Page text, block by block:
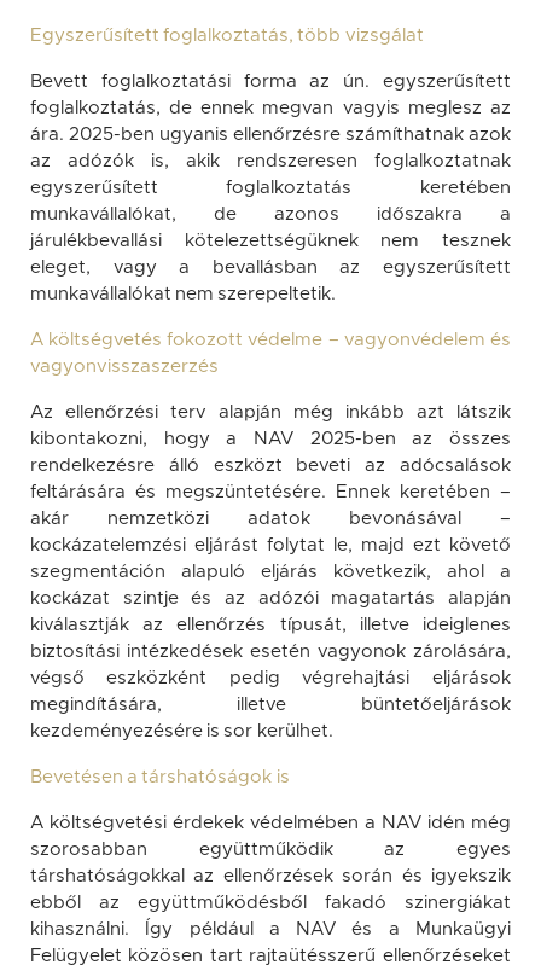
Egyszerűsített foglalkoztatás, több vizsgálat
Bevett foglalkoztatási forma az ún. egyszerűsített
foglalkoztatás, de ennek megvan vagyis meglesz az
ára. 2025-ben ugyanis ellenőrzésre számíthatnak azok
az adózók is, akik rendszeresen foglalkoztatnak
egyszerűsített foglalkoztatás keretében
munkavállalókat, de azonos időszakra a
járulékbevallási kötelezettségüknek nem tesznek
eleget, vagy a bevallásban az egyszerűsített
munkavállalókat nem szerepeltetik.
A költségvetés fokozott védelme – vagyonvédelem és
vagyonvisszaszerzés
Az ellenőrzési terv alapján még inkább azt látszik
kibontakozni, hogy a NAV 2025-ben az összes
rendelkezésre álló eszközt beveti az adócsalások
feltárására és megszüntetésére. Ennek keretében –
akár nemzetközi adatok bevonásával –
kockázatelemzési eljárást folytat le, majd ezt követő
szegmentáción alapuló eljárás következik, ahol a
kockázat szintje és az adózói magatartás alapján
kiválasztják az ellenőrzés típusát, illetve ideiglenes
biztosítási intézkedések esetén vagyonok zárolására,
végső eszközként pedig végrehajtási eljárások
megindítására, illetve büntetőeljárások
kezdeményezésére is sor kerülhet.
Bevetésen a társhatóságok is
A költségvetési érdekek védelmében a NAV idén még
szorosabban együttműködik az egyes
társhatóságokkal az ellenőrzések során és igyekszik
ebből az együttműködésből fakadó szinergiákat
kihasználni. Így például a NAV és a Munkaügyi
Felügyelet közösen tart rajtaütésszerű ellenőrzéseket